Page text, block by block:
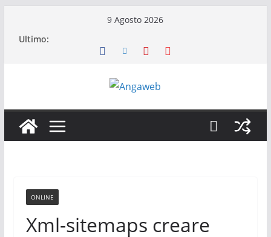
9 Agosto 2026
Ultimo:
ONLINE
Xml-sitemaps creare